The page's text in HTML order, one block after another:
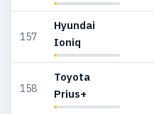
157
Hyundai
Ioniq
158
Toyota
Prius+